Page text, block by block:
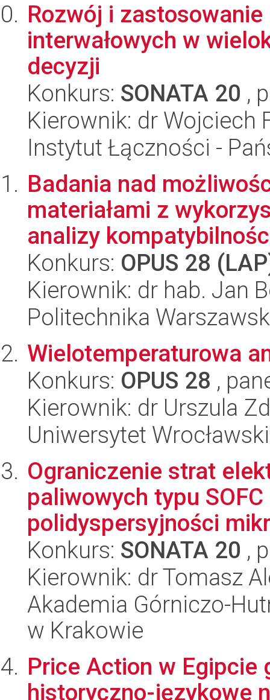
Rozwój i
interwałowych w
decyzji
Konkurs: SONATA 20 ,
Kierownik: dr Wojciech
Instytut Łączności -
Badania nad
materiałami z
analizy
Konkurs: OPUS 28
Kierownik: dr hab. Jan
Politechnika
Wielotemperaturowa
Konkurs: OPUS 28 ,
Kierownik: dr Urszula
Uniwersytet Wrocławski
Ograniczenie strat
paliwowych typu
polidyspersyjności
Konkurs: SONATA 20 ,
Kierownik: dr Tomasz
Akademia Górniczo-
w Krakowie
Price Action w Egipcie
historyczno-językowe